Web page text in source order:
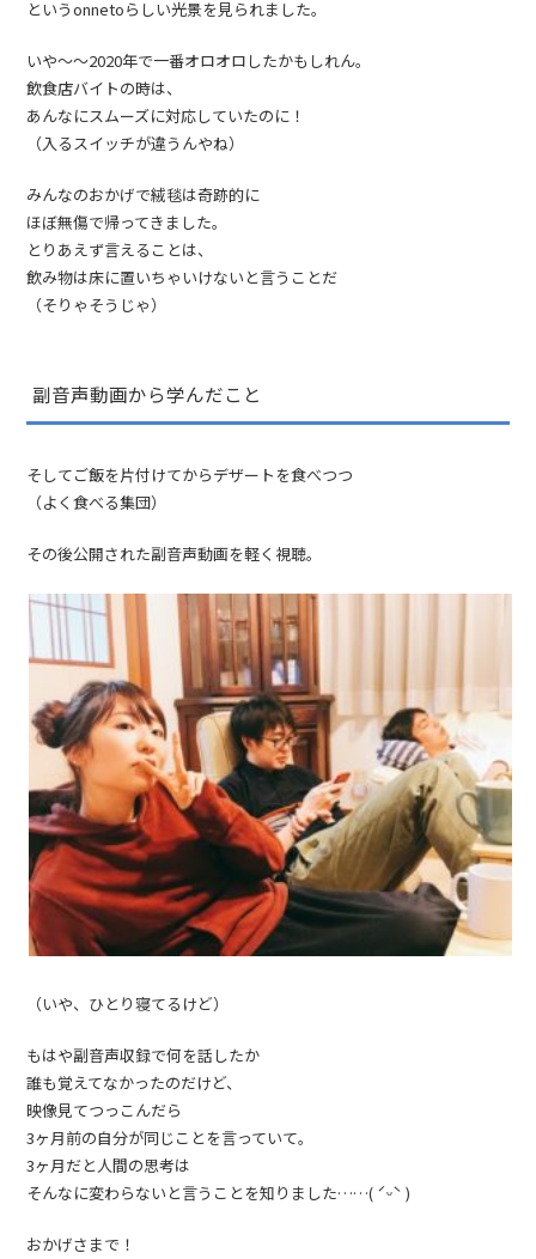
というonnetoらしい光景を見られました。
いや〜〜2020年で一番オロオロしたかもしれん。
飲食店バイトの時は、
あんなにスムーズに対応していたのに！
（入るスイッチが違うんやね）
みんなのおかげで絨毯は奇跡的に
ほぼ無傷で帰ってきました。
とりあえず言えることは、
飲み物は床に置いちゃいけないと言うことだ
（そりゃそうじゃ）
副音声動画から学んだこと
そしてご飯を片付けてからデザートを食べつつ
（よく食べる集団）
その後公開された副音声動画を軽く視聴。
（いや、ひとり寝てるけど）
もはや副音声収録で何を話したか
誰も覚えてなかったのだけど、
映像見てつっこんだら
3ヶ月前の自分が同じことを言っていて。
3ヶ月だと人間の思考は
そんなに変わらないと言うことを知りました……( ˊᵕˋ )
おかげさまで！